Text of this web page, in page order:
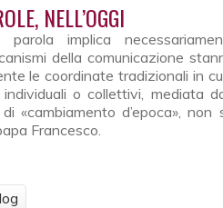
NELL’OGGI
implica
della comunicazione
le coordinate tradizionali in
o collettivi, mediata
d’epoca», non
Francesco.